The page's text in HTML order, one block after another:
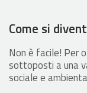
Come si
Non è facile! Per
sottoposti a una
sociale e